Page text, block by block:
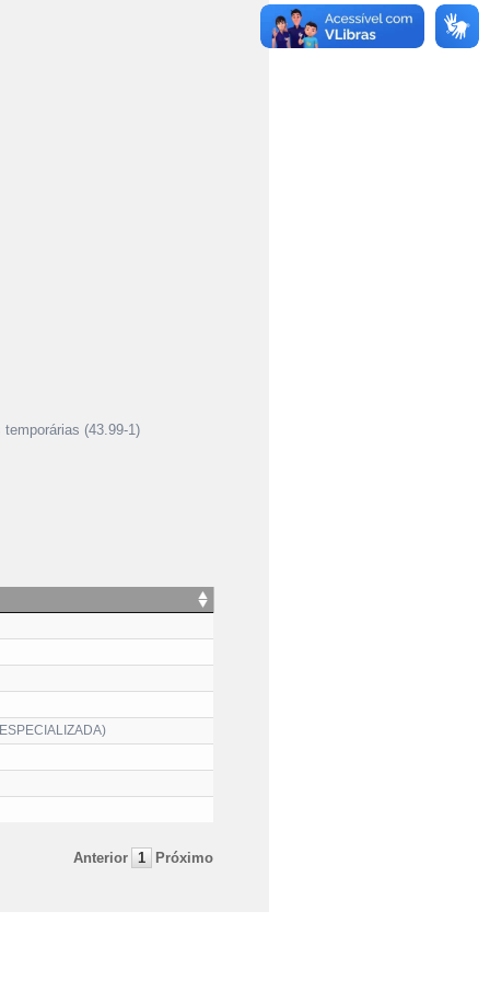
(43.99-1)
Anterior 1 Próximo